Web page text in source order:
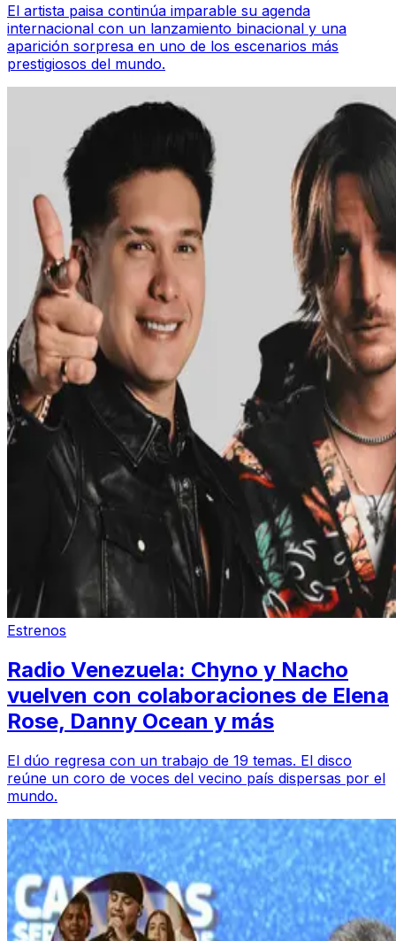
El artista paisa continúa imparable su agenda
internacional con un lanzamiento binacional y una
aparición sorpresa en uno de los escenarios más
prestigiosos del mundo.
Estrenos
Radio Venezuela: Chyno y Nacho
vuelven con colaboraciones de Elena
Rose, Danny Ocean y más
El dúo regresa con un trabajo de 19 temas. El disco
reúne un coro de voces del vecino país dispersas por el
mundo.